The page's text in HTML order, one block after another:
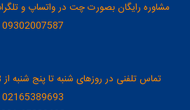
09302007587
02165389693